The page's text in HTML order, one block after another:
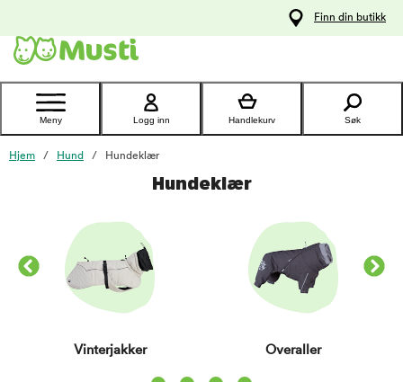
Kontakt
kundeservice
Finn din butikk
Meny Logg inn Handlekurv Søk
Hjem Hund Hundeklær
Hundeklær
Vinterjakker Overaller